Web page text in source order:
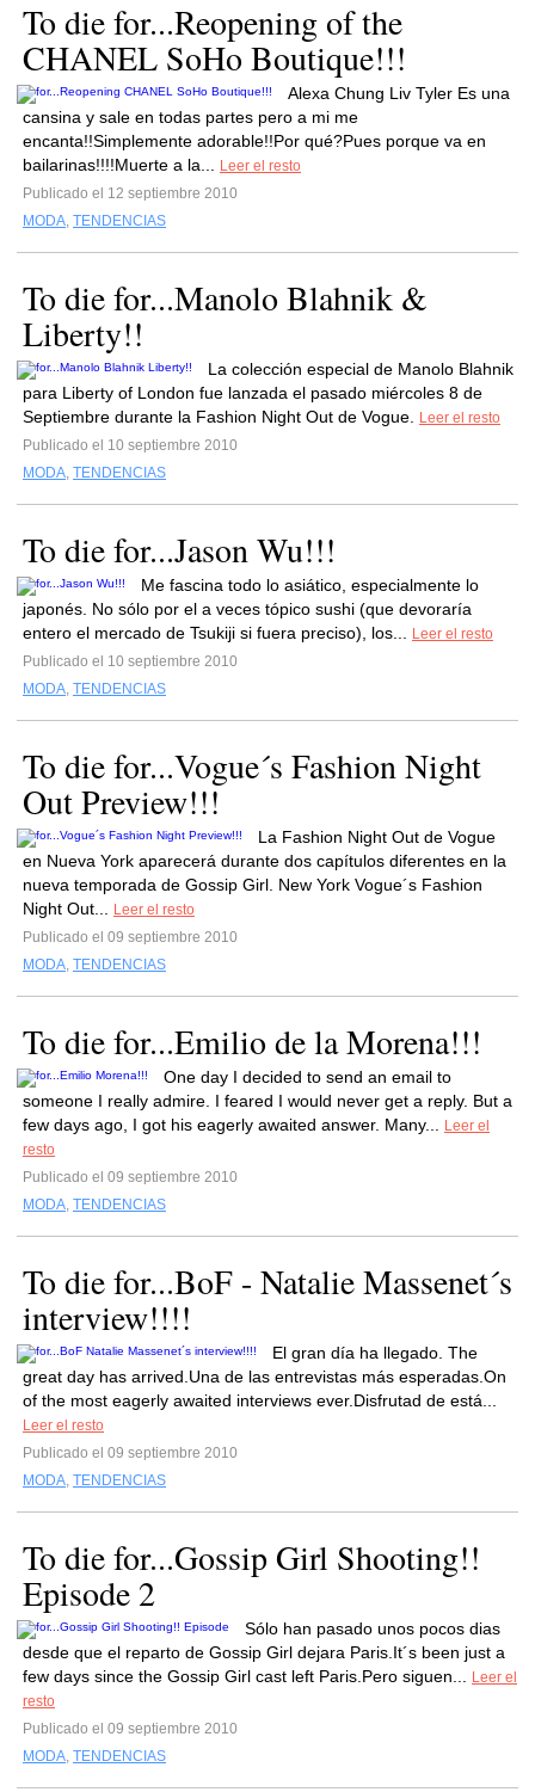
To die for...Reopening of the
CHANEL SoHo Boutique!!!
Alexa Chung Liv Tyler Es una
cansina y sale en todas partes pero a mi me
encanta!!Simplemente adorable!!Por qué?Pues porque va en
bailarinas!!!!Muerte a la...
Leer el resto
Publicado el 12 septiembre 2010
MODA, TENDENCIAS
To die for...Manolo Blahnik &
Liberty!!
La colección especial de Manolo Blahnik
para Liberty of London fue lanzada el pasado miércoles 8 de
Septiembre durante la Fashion Night Out de Vogue.
Leer el resto
Publicado el 10 septiembre 2010
MODA, TENDENCIAS
To die for...Jason Wu!!!
Me fascina todo lo asiático, especialmente lo
japonés. No sólo por el a veces tópico sushi (que devoraría
entero el mercado de Tsukiji si fuera preciso), los...
Leer el resto
Publicado el 10 septiembre 2010
MODA, TENDENCIAS
To die for...Vogue´s Fashion Night
Out Preview!!!
La Fashion Night Out de Vogue
en Nueva York aparecerá durante dos capítulos diferentes en la
nueva temporada de Gossip Girl. New York Vogue´s Fashion
Night Out...
Leer el resto
Publicado el 09 septiembre 2010
MODA, TENDENCIAS
To die for...Emilio de la Morena!!!
One day I decided to send an email to
someone I really admire. I feared I would never get a reply. But a
few days ago, I got his eagerly awaited answer. Many...
Leer el
resto
Publicado el 09 septiembre 2010
MODA, TENDENCIAS
To die for...BoF - Natalie Massenet´s
interview!!!!
El gran día ha llegado. The
great day has arrived.Una de las entrevistas más esperadas.On
of the most eagerly awaited interviews ever.Disfrutad de está...
Leer el resto
Publicado el 09 septiembre 2010
MODA, TENDENCIAS
To die for...Gossip Girl Shooting!!
Episode 2
Sólo han pasado unos pocos dias
desde que el reparto de Gossip Girl dejara Paris.It´s been just a
few days since the Gossip Girl cast left Paris.Pero siguen...
Leer el
resto
Publicado el 09 septiembre 2010
MODA, TENDENCIAS